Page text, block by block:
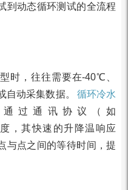
到动态循环测试的全流程
时，往往需要在-40℃、
动采集数据。
循环冷水
过通讯协议（如
，其快速的升降温响应
与点之间的等待时间，提